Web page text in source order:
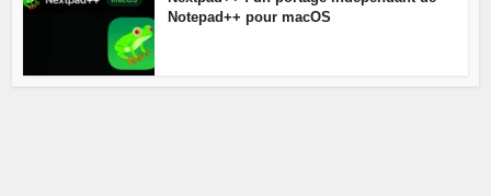
Notepad++ pour macOS